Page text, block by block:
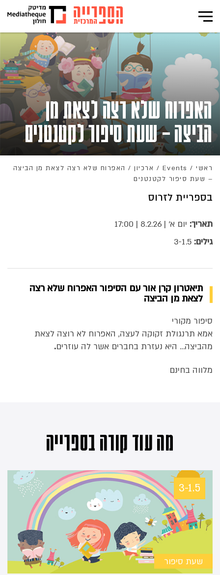
האפרוח שלא רצה לצאת מן
הביצה – שעת סיפור לקטנטנים
ראשי /
Events
/ ארכיון / האפרוח שלא רצה לצאת מן הביצה
– שעת סיפור לקטנטנים
בספריית לזרוס
תאריך: יום א' | 8.2.26 | 17:00
גילים: 3-1.5
תיאטרון קרן אור עם הסיפור האפרוח שלא רצה
לצאת מן הביצה
סיפור מקורי
אמא תרנגולת זקוקה לעצה, האפרוח לא רוצה לצאת
מהביצה… היא נעזרת בחברים אשר לה עוזרים.
מלווה בחינם
מה עוד קורה בספרייה
3-1.5
שעת סיפור